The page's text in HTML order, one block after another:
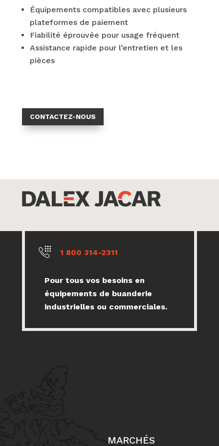
Équipements compatibles avec plusieurs
plateformes de paiement
Fiabilité éprouvée pour usage fréquent
Assistance rapide pour l’entretien et les
pièces
CONTACTEZ-NOUS
1 800 314-2311
Pour tous vos besoins en
équipements de buanderie
industrielles ou commerciales.
MARCHÉS